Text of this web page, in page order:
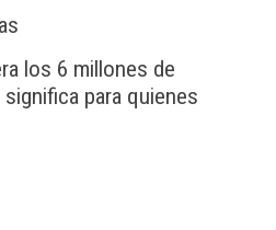
los 6 millones de
para quienes